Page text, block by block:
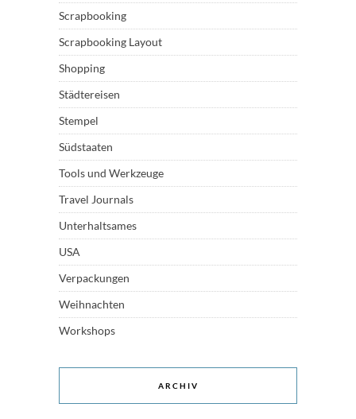
Scrapbooking
Scrapbooking Layout
Shopping
Städtereisen
Stempel
Südstaaten
Tools und Werkzeuge
Travel Journals
Unterhaltsames
USA
Verpackungen
Weihnachten
Workshops
ARCHIV